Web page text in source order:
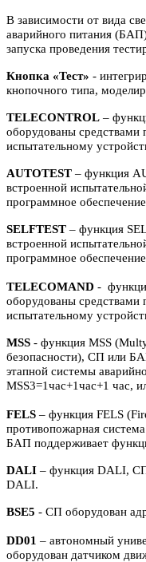
В зависимости от вида
аварийного питания
запуска проведения
Кнопка «Тест» -
кнопочного типа,
TELECONTROL –
оборудованы средствами
испытательному
AUTOTEST – функция
встроенной
программное
SELFTEST – функция
встроенной
программное
TELECOMAND -
оборудованы средствами
испытательному
MSS - функция MSS
безопасности), СП или
этапной системы
MSS3=1час+1час+1 час,
FELS – функция FELS
противопожарная
БАП поддерживает
DALI – функция DALI,
DALI.
BSE5 - СП оборудован
DD01 – автономный
оборудован датчиком